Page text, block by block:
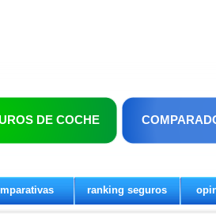
DE COCHE
ranking seguros